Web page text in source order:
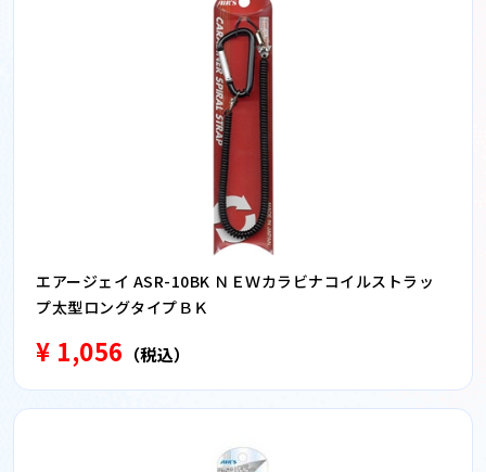
エアージェイ ASR-10BK ＮＥＷカラビナコイルストラッ
プ太型ロングタイプＢＫ
¥ 1,056 （税込）